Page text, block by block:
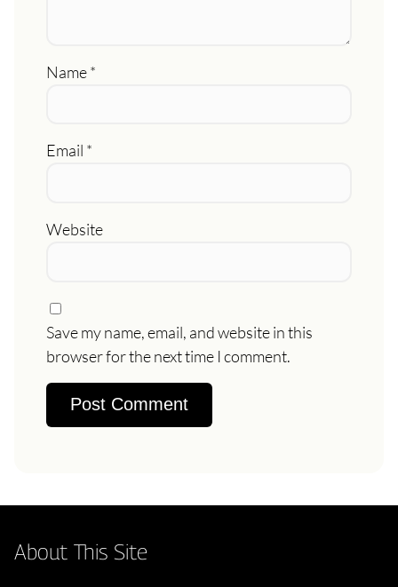
Name*
Email *
Website
Save my name, email, and website in this
browser for the next time I comment.
About This Site